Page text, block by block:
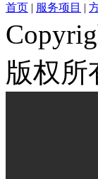
首页 | 服务项目 |
版权所